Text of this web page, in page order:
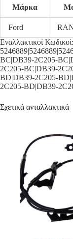
Μάρκα
Ford
Εναλλακτικοί Κωδικοί:
BC|DB39-2C205-
2C205-BC|DB39-
BD|DB39-2C205-
2C205-BD|DB39-
Σχετικά ανταλλακτικά